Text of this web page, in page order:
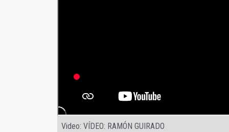
Video: VÍDEO: RAMÓN GUIRADO